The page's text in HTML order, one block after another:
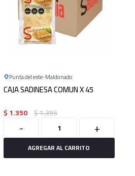
Punta del este Maldonado
CAJA SADINESA COMUN X 45
$1.350 $1.395
- +